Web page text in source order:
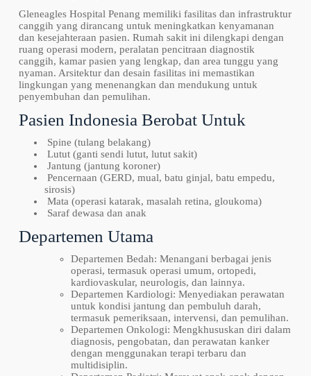
Gleneagles Hospital Penang memiliki fasilitas dan infrastruktur
canggih yang dirancang untuk meningkatkan kenyamanan
dan kesejahteraan pasien. Rumah sakit ini dilengkapi dengan
ruang operasi modern, peralatan pencitraan diagnostik
canggih, kamar pasien yang lengkap, dan area tunggu yang
nyaman. Arsitektur dan desain fasilitas ini memastikan
lingkungan yang menenangkan dan mendukung untuk
penyembuhan dan pemulihan.
Pasien Indonesia Berobat Untuk
Spine (tulang belakang)
Lutut (ganti sendi lutut, lutut sakit)
Jantung (jantung koroner)
Pencernaan (GERD, mual, batu ginjal, batu empedu,
sirosis)
Mata (operasi katarak, masalah retina, gloukoma)
Saraf dewasa dan anak
Departemen Utama
Departemen Bedah: Menangani berbagai jenis
operasi, termasuk operasi umum, ortopedi,
kardiovaskular, neurologis, dan lainnya.
Departemen Kardiologi: Menyediakan perawatan
untuk kondisi jantung dan pembuluh darah,
termasuk pemeriksaan, intervensi, dan pemulihan.
Departemen Onkologi: Mengkhususkan diri dalam
diagnosis, pengobatan, dan perawatan kanker
dengan menggunakan terapi terbaru dan
multidisiplin.